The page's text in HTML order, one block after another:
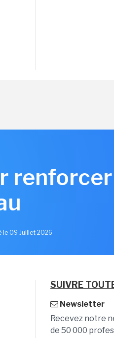
renforcer
le 09 Juillet 2026
SUIVRE
Newsletter
Recevez notre
de 50 000